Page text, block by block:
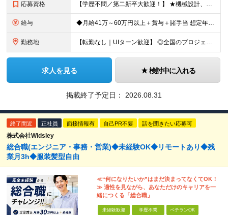
応募資格 【学歴不問／第二新卒大歓迎！】 ★機械設計、電気設計、制御（組込・FA制御など）のいずれかに関する一連の工程経験をお持ちの方（実務年数やブランクは問いません） 〜「完全にマネジメントができる方」だけ
給与 ◆月給41万～60万円以上＋賞与＋諸手当 想定年収500万円～700万円 ※経験や能力を考慮して優遇します ※残業代は別途全額支給します ※試用期間3ヶ月（期間中も待遇・条件に差異はございません）
勤務地 【転勤なし｜UIターン歓迎】 ◎全国のプロジェクト先へ配属 ※配属先は希望を考慮します ※お任せする業務の状況により転居を伴う就業の可能性はありますが、その際は希望を考慮します ◆本社 福岡県
求人を見る 検討中に入れる
掲載終了予定日： 2026.08.31
終了間近 正社員 面接情報有 自己PR不要 話を聞きたい応募可
株式会社Widsley
総合職(エンジニア・事務・営業)◆未経験OK◆リモートあり◆残
業月3h◆服装髪型自由
≪“何になりたいか”はまだ決まってなくてOK！
≫ 適性を見ながら、あなただけのキャリアを一
緒につくる「総合職」
未経験歓迎 学歴不問 ベテランOK